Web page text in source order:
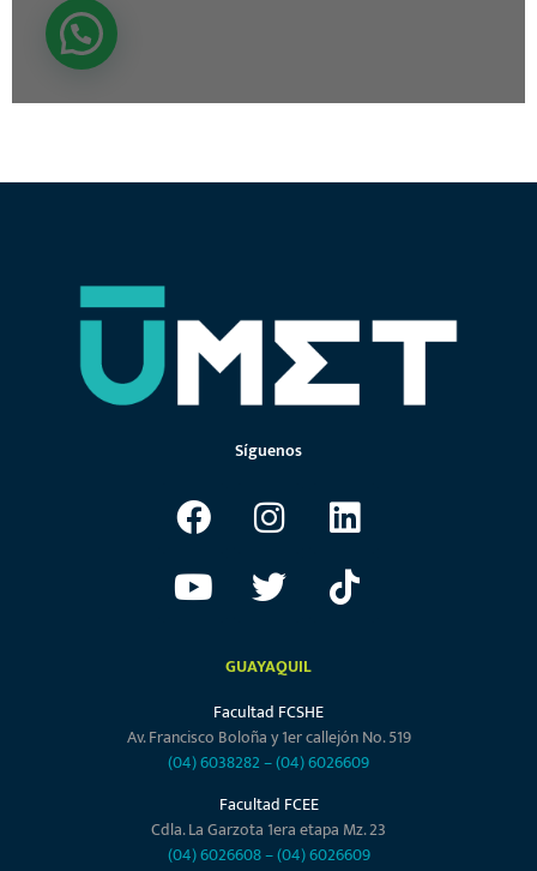
Síguenos
GUAYAQUIL
Facultad FCSHE
Av. Francisco Boloña y 1er callejón No. 519
(04) 6038282–(04) 6026609
Facultad FCEE
Cdla. La Garzota 1era etapa Mz. 23
(04) 6026608–(04) 6026609